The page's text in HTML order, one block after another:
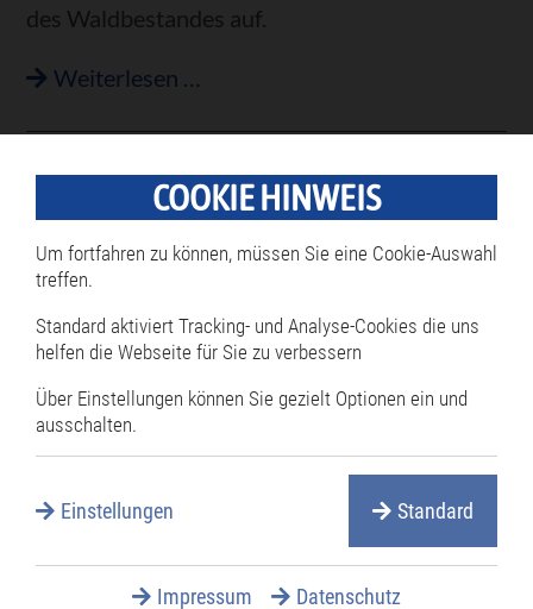
des Waldbestandes auf.
Weiterlesen …
als
erwartet
Defizit und dennoch schuldenfrei
weist der Haushaltsplan für 2025 aus, den der
Gemeinderat vorgelegt hat. Der Entwurf soll in
der nächsten Sitzung beraten und
verabschiedet werden. Auch künftig ist keine
Kreditaufnahme vorgesehen, so lautete die
COOKIE HINWEIS
Um fortfahren zu können, müssen Sie eine Cookie-Auswahl
treffen.
Standard aktiviert Tracking- und Analyse-Cookies die uns
helfen die Webseite für Sie zu verbessern
Über Einstellungen können Sie gezielt Optionen ein und
ausschalten.
Einstellungen Standard
Impressum Datenschutz